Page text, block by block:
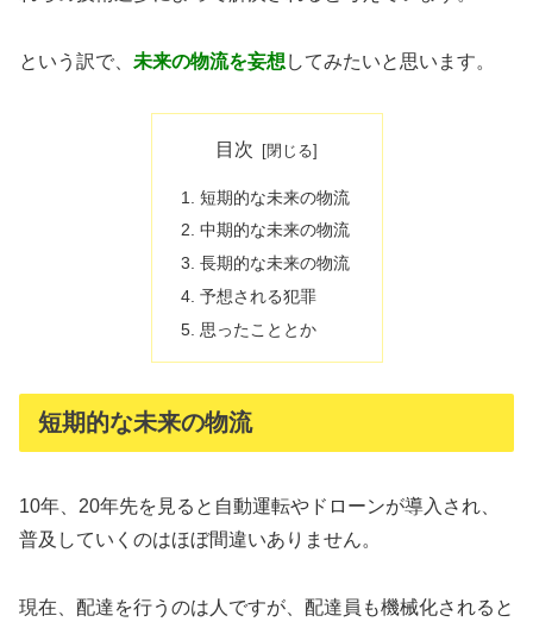
という訳で、 未来の物流を妄想 してみたいと思います。
目次
短期的な未来の物流
中期的な未来の物流
長期的な未来の物流
予想される犯罪
思ったこととか
短期的な未来の物流
10年、20年先を見ると自動運転やドローンが導入され、
普及していくのはほぼ間違いありません。
現在、配達を行うのは人ですが、配達員も機械化されると